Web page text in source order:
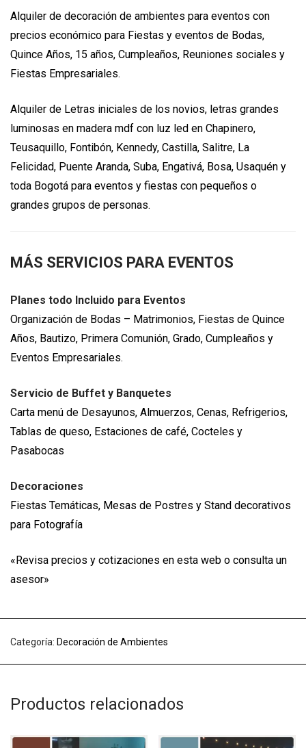
Alquiler de decoración de ambientes para eventos con
precios económico para Fiestas y eventos de Bodas,
Quince Años, 15 años, Cumpleaños, Reuniones sociales y
Fiestas Empresariales.
Alquiler de Letras iniciales de los novios, letras grandes
luminosas en madera mdf con luz led en Chapinero,
Teusaquillo, Fontibón, Kennedy, Castilla, Salitre, La
Felicidad, Puente Aranda, Suba, Engativá, Bosa, Usaquén y
toda Bogotá para eventos y fiestas con pequeños o
grandes grupos de personas.
MÁS SERVICIOS PARA EVENTOS
Planes todo Incluido para Eventos
Organización de Bodas – Matrimonios, Fiestas de Quince
Años, Bautizo, Primera Comunión, Grado, Cumpleaños y
Eventos Empresariales.
Servicio de Buffet y Banquetes
Carta menú de Desayunos, Almuerzos, Cenas, Refrigerios,
Tablas de queso, Estaciones de café, Cocteles y
Pasabocas
Decoraciones
Fiestas Temáticas, Mesas de Postres y Stand decorativos
para Fotografía
«Revisa precios y cotizaciones en esta web o consulta un
asesor»
Categoría: Decoración de Ambientes
Productos relacionados